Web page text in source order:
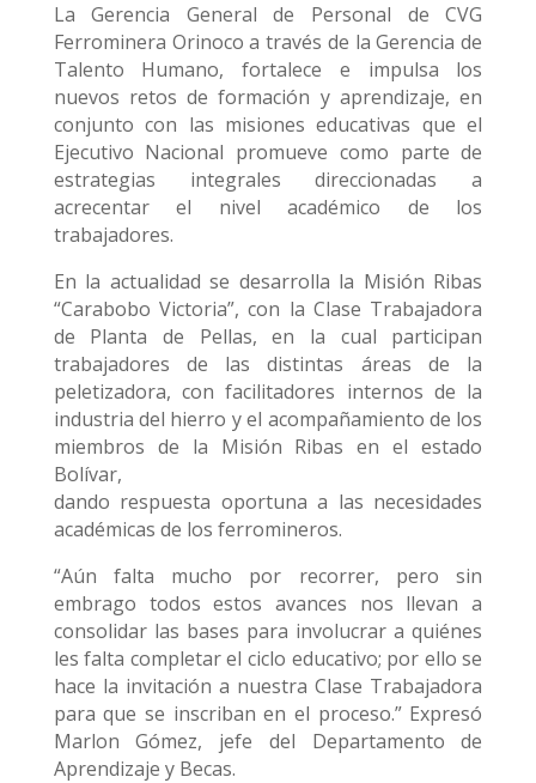
La Gerencia General de Personal de CVG
Ferrominera Orinoco a través de la Gerencia de
Talento Humano, fortalece e impulsa los
nuevos retos de formación y aprendizaje, en
conjunto con las misiones educativas que el
Ejecutivo Nacional promueve como parte de
estrategias integrales direccionadas a
acrecentar el nivel académico de los
trabajadores.
En la actualidad se desarrolla la Misión Ribas
“Carabobo Victoria”, con la Clase Trabajadora
de Planta de Pellas, en la cual participan
trabajadores de las distintas áreas de la
peletizadora, con facilitadores internos de la
industria del hierro y el acompañamiento de los
miembros de la Misión Ribas en el estado
Bolívar,
dando respuesta oportuna a las necesidades
académicas de los ferromineros.
“Aún falta mucho por recorrer, pero sin
embrago todos estos avances nos llevan a
consolidar las bases para involucrar a quiénes
les falta completar el ciclo educativo; por ello se
hace la invitación a nuestra Clase Trabajadora
para que se inscriban en el proceso.” Expresó
Marlon Gómez, jefe del Departamento de
Aprendizaje y Becas.